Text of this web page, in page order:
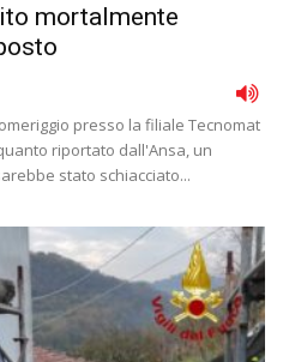
mortalmente
presso la filiale Tecnomat
riportato dall'Ansa, un
stato schiacciato...